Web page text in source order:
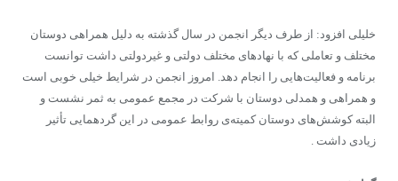
خلیلی افزود: از طرف دیگر انجمن در سال گذشته به دلیل همراهی دوستان
مختلف و تعاملی که با نهادهای مختلف دولتی و غیردولتی داشت توانست
برنامه و فعالیت‌هایی را انجام دهد. امروز انجمن در شرایط خیلی خوبی است
و همراهی و همدلی دوستان با شرکت در مجمع عمومی به ثمر نشست و
البته کوشش‌های دوستان کمیته‌ی روابط عمومی در این گردهمایی تأثیر
زیادی داشت .